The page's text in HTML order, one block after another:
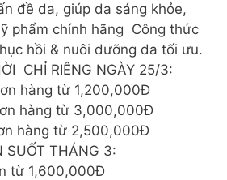
đề da, giúp da sáng khỏe,
phẩm chính hãng Công thức
hồi & nuôi dưỡng da tối ưu.
CHỈ RIÊNG NGÀY 25/3:
hàng từ 1,200,000Đ
hàng từ 3,000,000Đ
hàng từ 2,500,000Đ
SUỐT THÁNG 3:
từ 1,600,000Đ